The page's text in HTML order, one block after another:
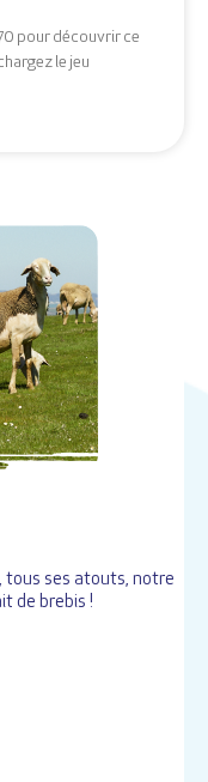
pour découvrir ce
le jeu
tous ses atouts, notre
de brebis !